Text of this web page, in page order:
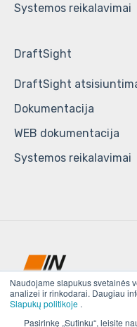
Naudojame slapukus svetainės
analizei ir rinkodarai. Daugiau
Slapukų politikoje .
Pasirinkę „Sutinku“, leisite
Systemos reikalavimai
DraftSight
DraftSight
Dokumentacija
WEB dokumentacija
Systemos reikalavimai